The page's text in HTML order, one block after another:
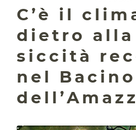
C’è il
dietro alla
siccità
nel Bacino